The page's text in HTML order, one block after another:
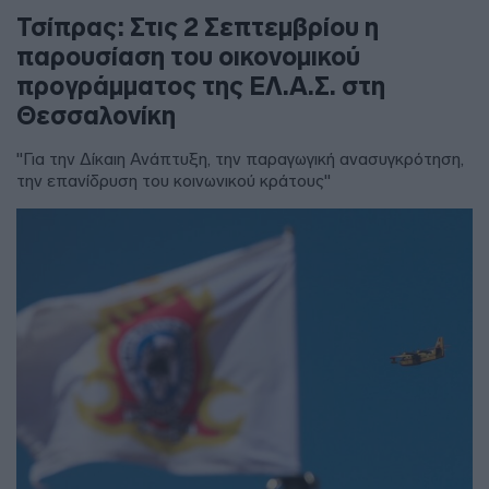
Τσίπρας: Στις 2 Σεπτεμβρίου η
παρουσίαση του οικονομικού
προγράμματος της ΕΛ.Α.Σ. στη
Θεσσαλονίκη
"Για την Δίκαιη Ανάπτυξη, την παραγωγική ανασυγκρότηση,
την επανίδρυση του κοινωνικού κράτους"